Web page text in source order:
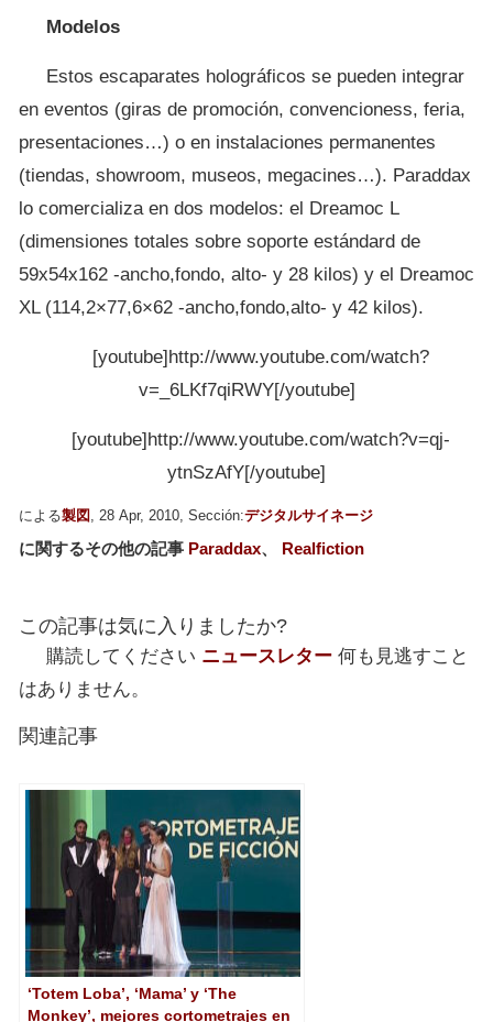
Modelos
Estos escaparates holográficos se pueden integrar
en eventos (giras de promoción, convencioness, feria,
presentaciones…) o en instalaciones permanentes
(tiendas, showroom, museos, megacines…). Paraddax
lo comercializa en dos modelos: el Dreamoc L
(dimensiones totales sobre soporte estándard de
59x54x162 -ancho,fondo, alto- y 28 kilos) y el Dreamoc
XL (114,2×77,6×62 -ancho,fondo,alto- y 42 kilos).
[youtube]http://www.youtube.com/watch?
v=_6LKf7qiRWY[/youtube]
[youtube]http://www.youtube.com/watch?v=qj-
ytnSzAfY[/youtube]
による製図 , 28 Apr, 2010, Sección:デジタルサイネージ
に関するその他の記事 Paraddax、 Realfiction
この記事は気に入りましたか?
購読してください ニュースレター 何も見逃すこと
はありません。
関連記事
‘Totem Loba’, ‘Mama’ y ‘The
Monkey’, mejores cortometrajes en